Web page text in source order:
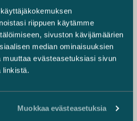
riippuen käytämme
sivuston kävijämäärien
median ominaisuuksien
muuttaa evästeasetuksiasi sivun
linkistä.
Muokkaa evästeasetuksia